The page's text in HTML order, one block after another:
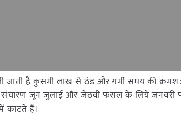
जाती है कुसमी लाख से ठंड और गर्मी समय की
जून जुलाई और जेठवी फसल के लिये जनवरी
काटते हैं।